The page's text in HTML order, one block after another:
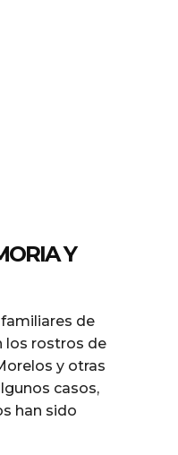
Y
de
los rostros de
y otras
casos,
han sido